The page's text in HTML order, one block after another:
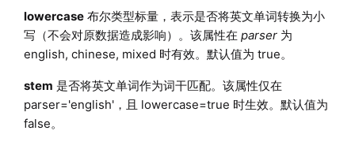
lowercase布尔类型标量，表示是否将英文单词转换为小
写（不会对原数据造成影响）。该属性在 parser为
english, chinese, mixed 时有效。默认值为 true。
stem 是否将英文单词作为词干匹配。该属性仅在
parser='english'，且 lowercase=true 时生效。默认值为
false。